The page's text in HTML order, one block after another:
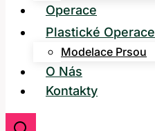
Operace
Plastické Operace
Modelace Prsou
O Nás
Kontakty